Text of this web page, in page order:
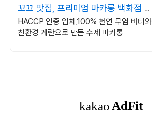
꼬끄 맛집, 프리미엄 마카롱 백화점 직
영매장 입점 업체
HACCP 인증 업체,100% 천연 무염 버터와
친환경 계란으로 만든 수제 마카롱